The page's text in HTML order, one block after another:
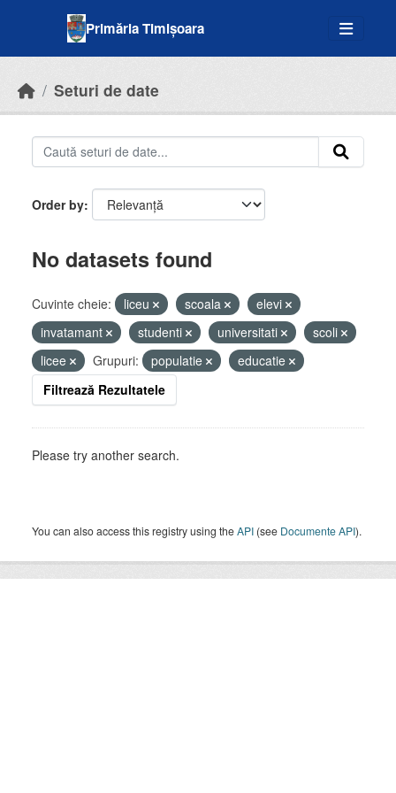
Primăria Timișoara
Seturi de date
Order by
No datasets found
Cuvinte cheie: liceu scoala
elevi
invatamant
studenti universitati
scoli
licee
Grupuri: populatie
educatie
Filtrează Rezultatele
Please try another search.
You can also access this registry using theAPI (see Documente API).